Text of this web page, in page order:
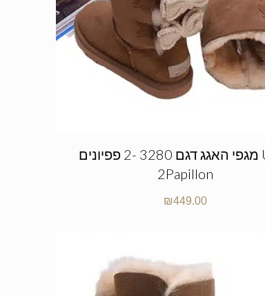
מגפי האגג דגם 3280 -2 פפיונים UGG
2Papillon
₪449.00